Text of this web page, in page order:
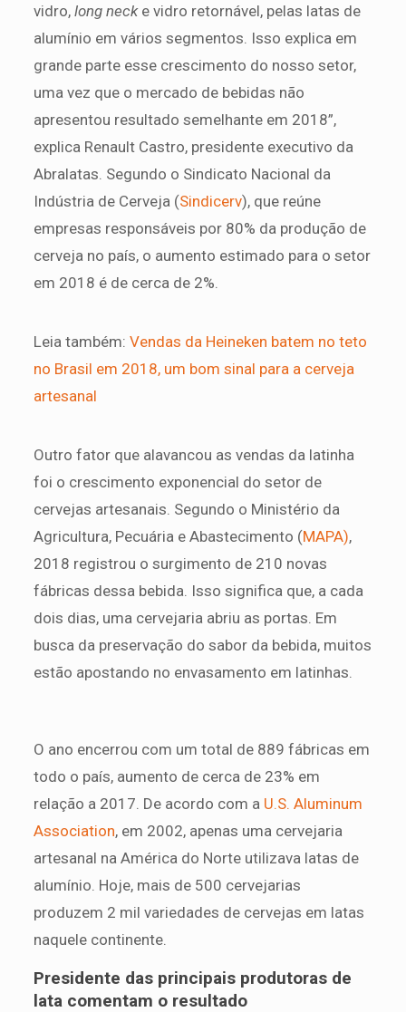
vidro, long necke vidro retornável, pelas latas de
alumínio em vários segmentos. Isso explica em
grande parte esse crescimento do nosso setor,
uma vez que o mercado de bebidas não
apresentou resultado semelhante em 2018”,
explica Renault Castro, presidente executivo da
Abralatas. Segundo o Sindicato Nacional da
Indústria de Cerveja (Sindicerv), que reúne
empresas responsáveis por 80% da produção de
cerveja no país, o aumento estimado para o setor
em 2018 é de cerca de 2%.
Leia também: Vendas da Heineken batem no teto
no Brasil em 2018, um bom sinal para a cerveja
artesanal
Outro fator que alavancou as vendas da latinha
foi o crescimento exponencial do setor de
cervejas artesanais. Segundo o Ministério da
Agricultura, Pecuária e Abastecimento (MAPA),
2018 registrou o surgimento de 210 novas
fábricas dessa bebida. Isso significa que, a cada
dois dias, uma cervejaria abriu as portas. Em
busca da preservação do sabor da bebida, muitos
estão apostando no envasamento em latinhas.
O ano encerrou com um total de 889 fábricas em
todo o país, aumento de cerca de 23% em
relação a 2017. De acordo com a U.S. Aluminum
Association, em 2002, apenas uma cervejaria
artesanal na América do Norte utilizava latas de
alumínio. Hoje, mais de 500 cervejarias
produzem 2 mil variedades de cervejas em latas
naquele continente.
Presidente das principais produtoras de
lata comentam o resultado